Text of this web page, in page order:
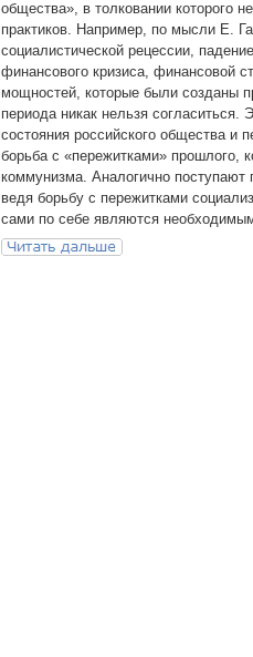
общества», в толковании которого
практиков. Например, по мысли Е.
социалистической рецессии,
финансового кризиса, финансовой
мощностей, которые были созданы
периода никак нельзя согласиться.
состояния российского общества и
борьба с «пережитками» прошлого,
коммунизма. Аналогично поступают
ведя борьбу с пережитками
сами по себе являются